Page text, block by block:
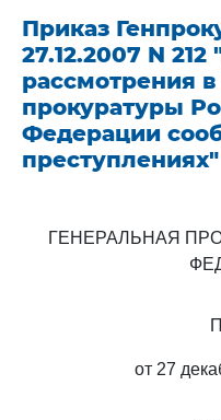
Приказ
27.12.2007 N
рассмотрения в
прокуратуры
Федерации
преступлениях"
ГЕНЕРАЛЬНАЯ
от 27